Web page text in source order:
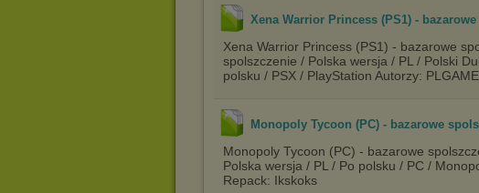
Xena Warrior Princess (PS1) -
Xena Warrior Princess (PS1) - bazarowe
spolszczenie / Polska wersja / PL / Polski
polsku / PSX / PlayStation Autorzy:
Monopoly Tycoon (PC) - bazarowe
Monopoly Tycoon (PC) - bazarowe
Polska wersja / PL / Po polsku / PC /
Repack: Ikskoks